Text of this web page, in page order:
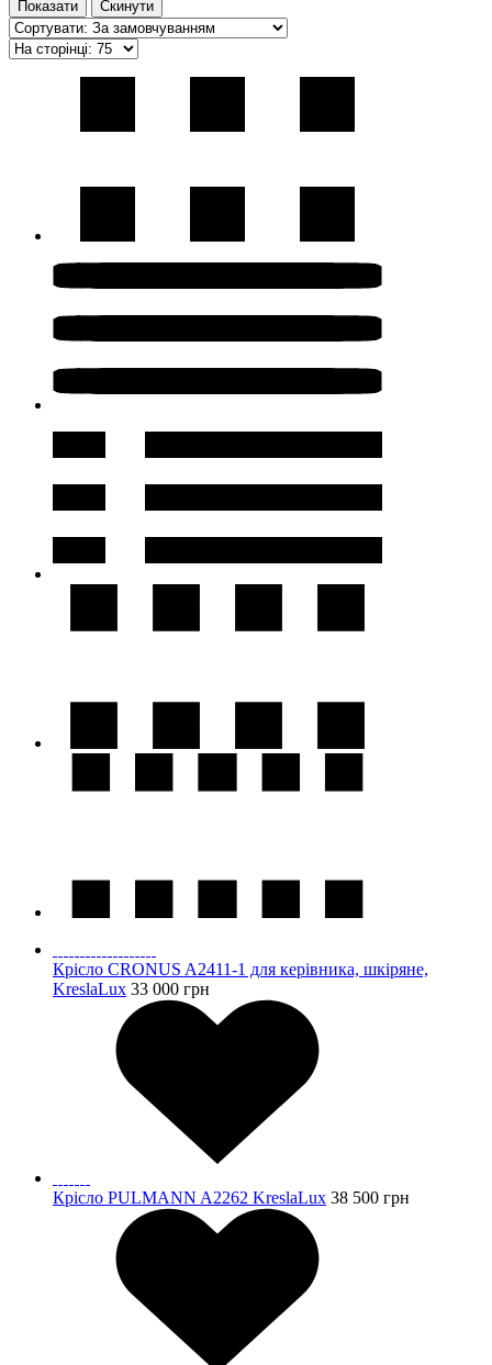
Показати Скинути
Крісло CRONUS A2411-1 для керівника, шкіряне,
KreslaLux 33 000 грн
Крісло PULMANN A2262 KreslaLux 38 500 грн